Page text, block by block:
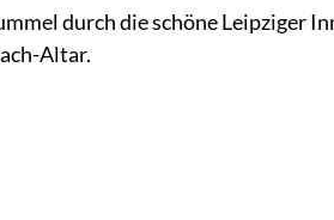
durch die schöne Leipziger
Altar.